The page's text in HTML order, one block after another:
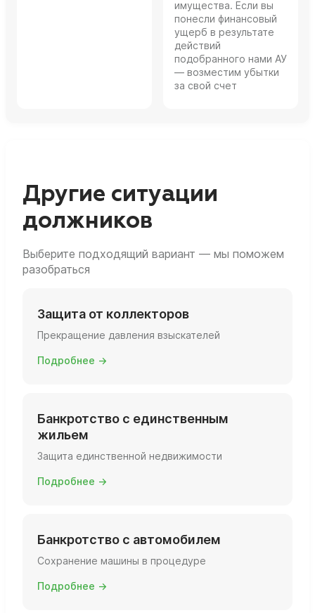
имущества. Если вы
понесли финансовый
ущерб в результате
действий
подобранного нами АУ
— возместим убытки
за свой счет
Другие ситуации
должников
Выберите подходящий вариант — мы поможем
разобраться
Защита от коллекторов
Прекращение давления взыскателей
Подробнее →
Банкротство с единственным
жильем
Защита единственной недвижимости
Подробнее →
Банкротство с автомобилем
Сохранение машины в процедуре
Подробнее →